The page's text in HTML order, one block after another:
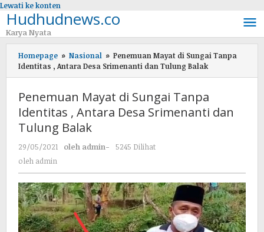
Lewati ke konten
Hudhudnews.co
Karya Nyata
Homepage » Nasional » Penemuan Mayat di Sungai Tanpa
Identitas , Antara Desa Srimenanti dan Tulung Balak
Penemuan Mayat di Sungai Tanpa
Identitas , Antara Desa Srimenanti dan
Tulung Balak
29/05/2021 oleh admin-
5245 Dilihat
oleh admin